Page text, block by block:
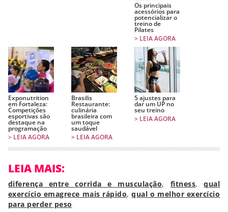
Os principais
acessórios para
potencializar o
treino de
Pilates
> LEIA AGORA
Exponutrition
em Fortaleza:
Competições
esportivas são
destaque na
programação
> LEIA AGORA
Brasilis
Restaurante:
culinária
brasileira com
um toque
saudável
> LEIA AGORA
5 ajustes para
dar um UP no
seu treino
> LEIA AGORA
LEIA MAIS:
diferença entre corrida e musculação, fitness,qual
exercício emagrece mais rápido,qual o melhor exercício
para perder peso